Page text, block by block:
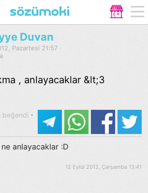
Duvan
Pazartesi 21:57 ·
, anlayacaklar &lt;3
beğendi ·
ne anlayacaklar :D
12 Eylül 2012, Çarşamba 13:41